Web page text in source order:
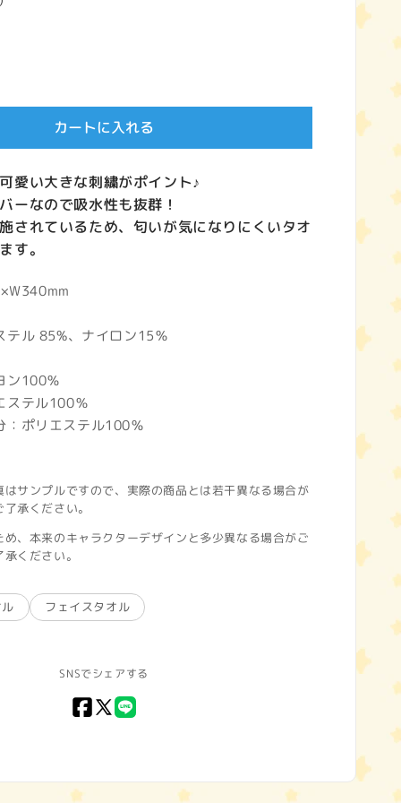
カートに入れる
愛い大きな刺繍がポイント♪
ーなので吸水性も抜群！
されているため、匂いが気になりにくいタオ
す。
ル 85%、ナイロン15％
100％
テル100％
ポリエステル100％
サンプルですので、実際の商品とは若干異なる場合が
承ください。
、本来のキャラクターデザインと多少異なる場合がご
ください。
フェイスタオル
SNSでシェアする
Facebook
X